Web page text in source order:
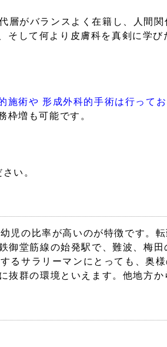
層がバランスよく在籍し、人間
そして何より皮膚科を真剣に学び
術や 形成外科的手術は行ってお
枠増も可能です。
い。
児の比率が高いのが特徴です。
御堂筋線の始発駅で、難波、梅
るサラリーマンにとっても、奥
群の環境といえます。他地方か